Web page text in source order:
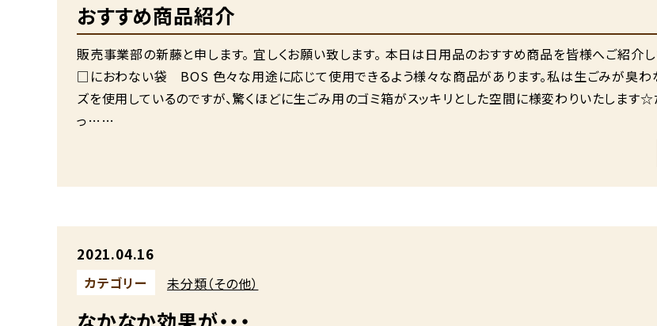
おすすめ商品紹介
販売事業部の新藤と申します。 宜しくお願い致します。 本日は日用品のおすすめ商品を皆様へご紹介し
□におわない袋 BOS 色々な用途に応じて使用できるよう様々な商品があります。私は生ごみが臭わ
ズを使用しているのですが、驚くほどに生ごみ用のゴミ箱がスッキリとした空間に様変わりいたします
っ……
2021.04.16
カテゴリー 未分類（その他）